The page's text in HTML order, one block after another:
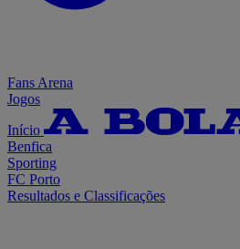
Fans Arena
Jogos
Início
Benfica
Sporting
FC Porto
Resultados e Classificações